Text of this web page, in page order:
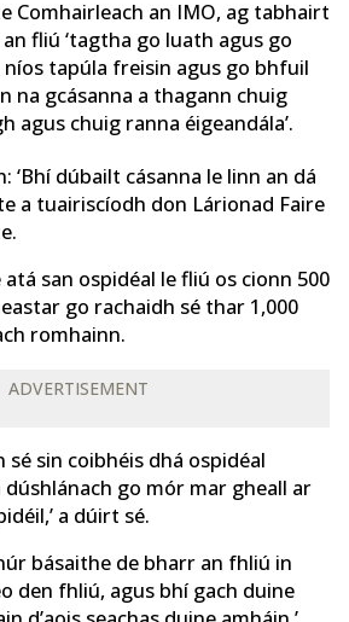
Comhairleach an IMO, ag tabhairt
fliú ‘tagtha go luath agus go
tapúla freisin agus go bhfuil
na gcásanna a thagann chuig
agus chuig ranna éigeandála’.
‘Bhí dúbailt cásanna le linn an dá
a tuairiscíodh don Lárionad Faire
atá san ospidéal le fliú os cionn 500
go rachaidh sé thar 1,000
romhainn.
ADVERTISEMENT
sé sin coibhéis dhá ospidéal
go mór mar gheall ar
a dúirt sé.
básaithe de bharr an fhliú in
den fhliú, agus bhí gach duine